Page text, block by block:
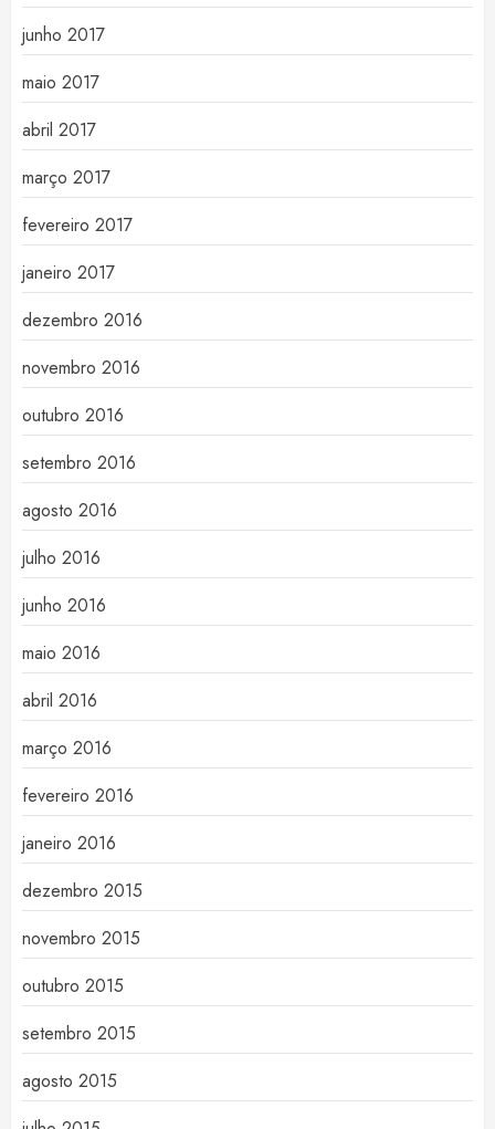
junho 2017
maio 2017
abril 2017
março 2017
fevereiro 2017
janeiro 2017
dezembro 2016
novembro 2016
outubro 2016
setembro 2016
agosto 2016
julho 2016
junho 2016
maio 2016
abril 2016
março 2016
fevereiro 2016
janeiro 2016
dezembro 2015
novembro 2015
outubro 2015
setembro 2015
agosto 2015